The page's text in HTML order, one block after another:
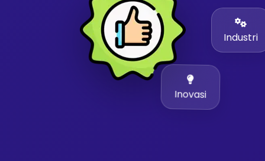
Industri
Inovasi